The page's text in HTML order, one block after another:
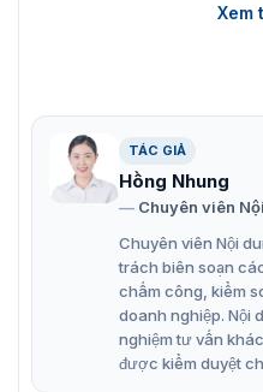
Hộp đựng mối nối hai
Đặc điểm chính
điện DS-1260ZJ
Hikvision DS-1260ZJ là
tổ chức các mối nối điện
các ứng dụng công nghiệp.
Xem
TÁC GIẢ
Hồng Nhung
Chuyên viên
Chuyên viên Nội
trách biên soạn
chấm công, kiểm
doanh nghiệp. Nội
nghiệm tư vấn
được kiểm duyệt